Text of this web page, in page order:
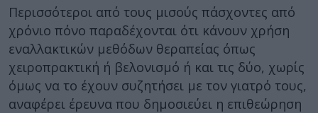
Περισσότεροι από τους μισούς πάσχοντες από
χρόνιο πόνο παραδέχονται ότι κάνουν χρήση
εναλλακτικών μεθόδων θεραπείας όπως
χειροπρακτική ή βελονισμό ή και τις δύο, χωρίς
όμως να το έχουν συζητήσει με τον γιατρό τους,
αναφέρει έρευνα που δημοσιεύει η επιθεώρηση